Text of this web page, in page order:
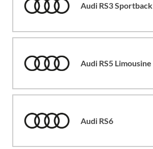
Audi RS3 Sportback
Audi RS5 Limousine
Audi RS6